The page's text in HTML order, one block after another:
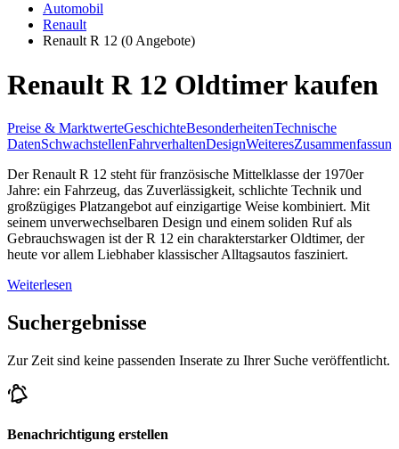
Automobil
Renault
Renault R 12 (0 Angebote)
Renault R 12 Oldtimer kaufen
Preise & MarktwerteGeschichteBesonderheitenTechnische
DatenSchwachstellenFahrverhaltenDesignWeiteresZusammenfassung
Der Renault R 12 steht für französische Mittelklasse der 1970er
Jahre: ein Fahrzeug, das Zuverlässigkeit, schlichte Technik und
großzügiges Platzangebot auf einzigartige Weise kombiniert. Mit
seinem unverwechselbaren Design und einem soliden Ruf als
Gebrauchswagen ist der R 12 ein charakterstarker Oldtimer, der
heute vor allem Liebhaber klassischer Alltagsautos fasziniert.
Weiterlesen
Suchergebnisse
Zur Zeit sind keine passenden Inserate zu Ihrer Suche veröffentlicht.
Benachrichtigung erstellen